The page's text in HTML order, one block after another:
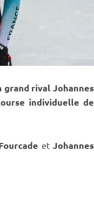
grand rival Johannes
individuelle de
et Johannes